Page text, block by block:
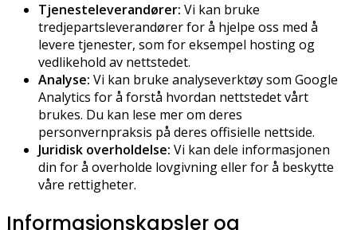
Tjenesteleverandører: Vi kan bruke
tredjepartsleverandører for å hjelpe oss med å
levere tjenester, som for eksempel hosting og
vedlikehold av nettstedet.
Analyse: Vi kan bruke analyseverktøy som Google
Analytics for å forstå hvordan nettstedet vårt
brukes. Du kan lese mer om deres
personvernpraksis på deres offisielle nettside.
Juridisk overholdelse: Vi kan dele informasjonen
din for å overholde lovgivning eller for å beskytte
våre rettigheter.
Informasjonskapsler og